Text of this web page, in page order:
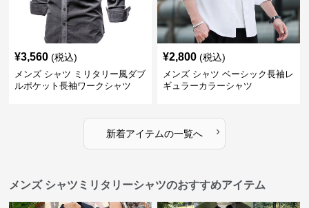
¥3,560 (税込)
メンズ シャツ ミリタリー風ダブ
ルポケット長袖ワークシャツ
¥2,800 (税込)
メンズ シャツ ベーシック長袖レ
ギュラーカラーシャツ
新着アイテムの一覧へ ›
メンズ シャツミリタリーシャツのおすすめアイテム